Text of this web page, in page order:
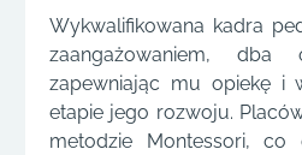
Wykwalifikowana kadra
zaangażowaniem,
zapewniając mu opiekę i
etapie jego rozwoju.
metodzie Montessori, co